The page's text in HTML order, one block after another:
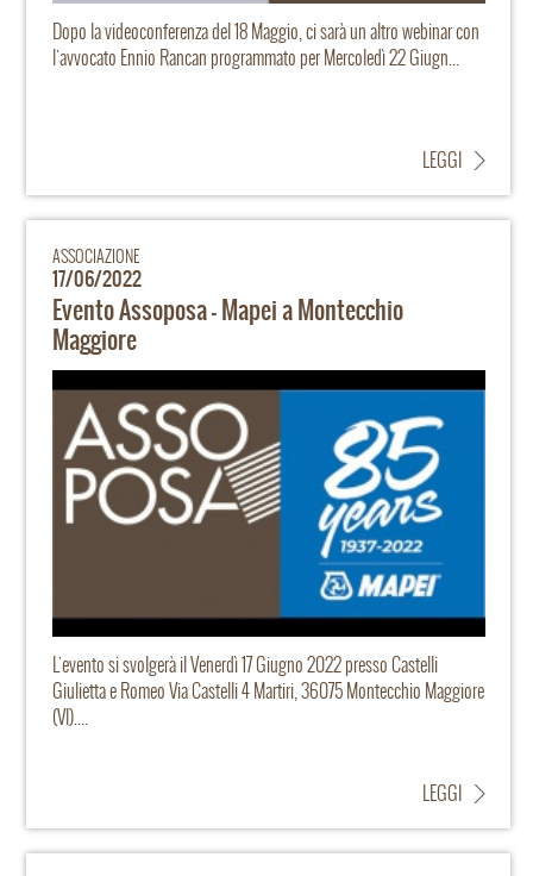
Dopo la videoconferenza del 18 Maggio, ci sarà un altro webinar con
l'avvocato Ennio Rancan programmato per Mercoledì 22 Giugn...
LEGGI
ASSOCIAZIONE
17/06/2022
Evento Assoposa - Mapei a Montecchio
Maggiore
L'evento si svolgerà il Venerdì 17 Giugno 2022 presso Castelli
Giulietta e Romeo Via Castelli 4 Martiri, 36075 Montecchio Maggiore
(VI)....
LEGGI